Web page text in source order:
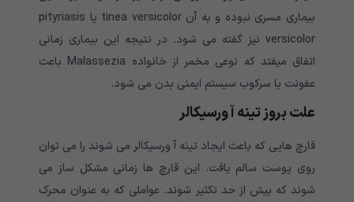
بیماری مسری نبوده و به آن tinea versicolor یا pityriasis
versicolor نیز گفته می شود. در نتیجه این بیماری زمانی
اتفاق میفتد که نوعی مخمر از خانواده Malassezia باعث
عفونت یا سرکوب سیستم ایمنی بدن می شود.
علت بروز تینه آ ورسیکالر
قارچ هایی که باعث ایجاد تینه آ ورسیکالر می شوند را می توان
روی پوست سالم یافت. این قارچ ها زمانی مشکل ساز می
شوند که بیش از حد تکثیر شوند. عواملی که به عنوان محرک